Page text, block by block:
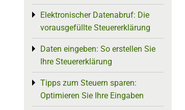
Elektronischer Datenabruf: Die
vorausgefüllte Steuererklärung
Toggle menu
Daten eingeben: So erstellen Sie
Ihre Steuererklärung
Toggle menu
Tipps zum Steuern sparen:
Optimieren Sie Ihre Eingaben
Toggle menu